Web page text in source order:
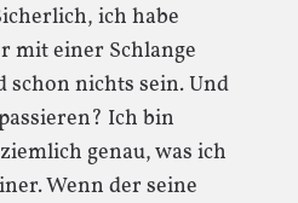
ich habe
mit einer Schlange
schon nichts sein. Und
Ich bin
genau, was ich
Wenn der seine